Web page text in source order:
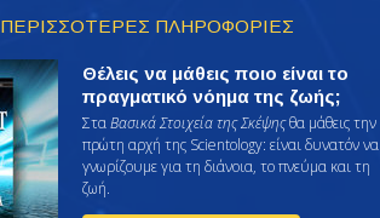
ΠΕΡΙΣΣΟΤΕΡΕΣ ΠΛΗΡΟΦΟΡΙΕΣ
Θέλεις να μάθεις ποιο είναι το
πραγματικό νόημα της ζωής;
ΣταΒασικά Στοιχεία της Σκέψηςθα μάθεις την
πρώτη αρχή της Scientology: είναι δυνατόν να
γνωρίζουμε για τη διάνοια, το πνεύμα και τη
ζωή.